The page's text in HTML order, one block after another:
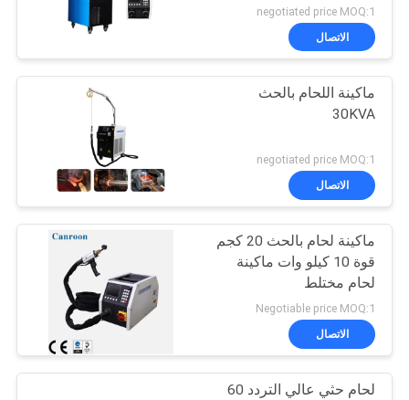
طلب
اقتباس
خريطة
الموقع
سياسة
الخصوصية
negotiated price MOQ:1
الاتصال
ماكينة اللحام بالحث
30KVA
negotiated price MOQ:1
الاتصال
ماكينة لحام بالحث 20 كجم
قوة 10 كيلو وات ماكينة
لحام مختلط
Negotiable price MOQ:1
الاتصال
لحام حثي عالي التردد 60